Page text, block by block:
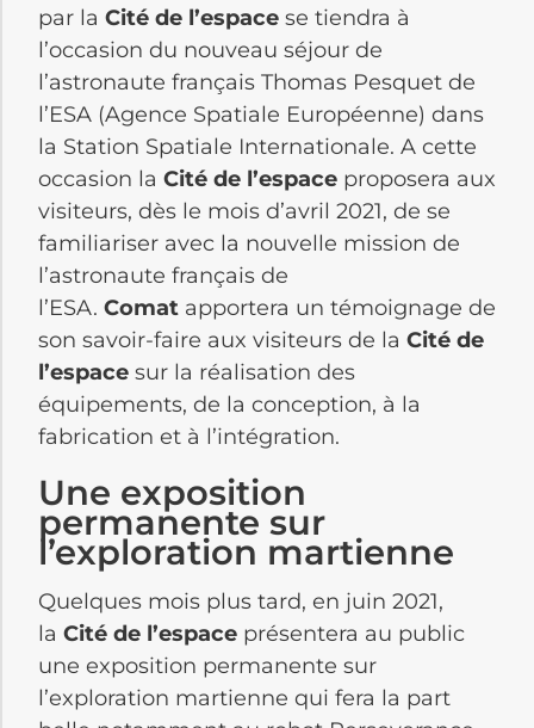
par la Cité de l’espace se tiendra à
l’occasion du nouveau séjour de
l’astronaute français Thomas Pesquet de
l’ESA (Agence Spatiale Européenne) dans
la Station Spatiale Internationale. A cette
occasion la Cité de l’espace proposera aux
visiteurs, dès le mois d’avril 2021, de se
familiariser avec la nouvelle mission de
l’astronaute français de
l’ESA. Comat apportera un témoignage de
son savoir-faire aux visiteurs de la Cité de
l’espace sur la réalisation des
équipements, de la conception, à la
fabrication et à l’intégration.
Une exposition
permanente sur
l’exploration martienne
Quelques mois plus tard, en juin 2021,
la Cité de l’espace présentera au public
une exposition permanente sur
l’exploration martienne qui fera la part